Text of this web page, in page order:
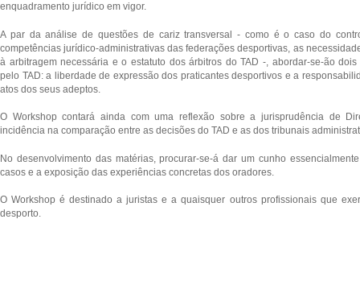
enquadramento jurídico em vigor.
A par da análise de questões de cariz transversal - como é o caso do
competências jurídico-administrativas das federações desportivas, as
à arbitragem necessária e o estatuto dos árbitros do TAD -, abordar-se-ão
pelo TAD: a liberdade de expressão dos praticantes desportivos e a
atos dos seus adeptos.
O Workshop contará ainda com uma reflexão sobre a jurisprudência de
incidência na comparação entre as decisões do TAD e as dos tribunais
No desenvolvimento das matérias, procurar-se-á dar um cunho
casos e a exposição das experiências concretas dos oradores.
O Workshop é destinado a juristas e a quaisquer outros profissionais que
desporto.